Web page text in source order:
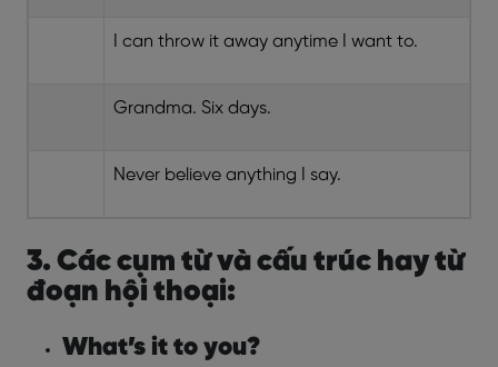
I can throw it away anytime I want to.
Grandma. Six days.
Never believe anything I say.
3. Các cụm từ và cấu trúc hay từ
đoạn hội thoại:
What’s it to you?